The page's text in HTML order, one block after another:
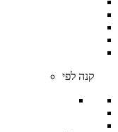
קנה לפי